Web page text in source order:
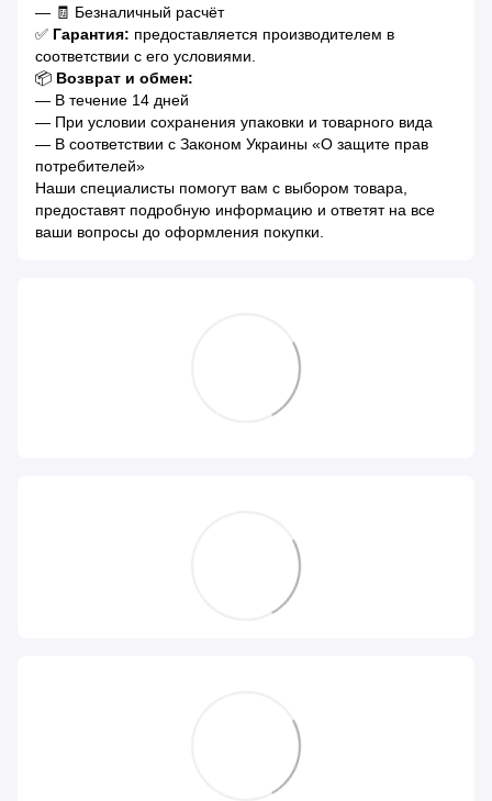
— 🧾 Безналичный расчёт
✅ Гарантия: предоставляется производителем в
соответствии с его условиями.
📦 Возврат и обмен:
— В течение 14 дней
— При условии сохранения упаковки и товарного вида
— В соответствии с Законом Украины «О защите прав
потребителей»
Наши специалисты помогут вам с выбором товара,
предоставят подробную информацию и ответят на все
ваши вопросы до оформления покупки.